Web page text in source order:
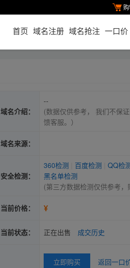
首页 域名注册 域名抢注 一口价
域名介绍：
--
(数据仅供参考， 我们不保
馈客服。）
域名来源：
安全检测：
360检测 百度检测
QQ检
黑名单检测
(第三方数据检测仅供参考
当前价格： ¥
当前状态： 正在出售 成交历史
立即购买 返回一口